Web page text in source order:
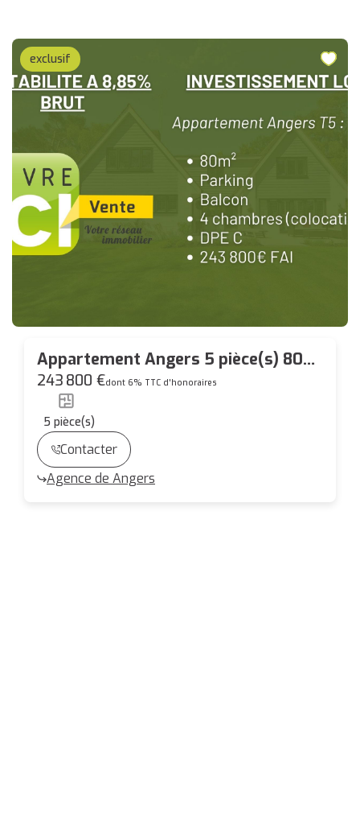
exclusif
Appartement Angers 5 pièce(s) 80
m2 avec parking et balcon
243 800 €dont 6% TTC d'honoraires
5 pièce(s)
Contacter
Agence de Angers